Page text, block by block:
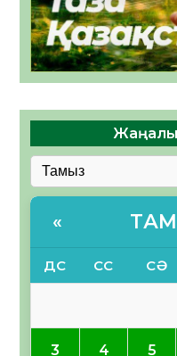
«
ДС СС СӘ
3 4 5